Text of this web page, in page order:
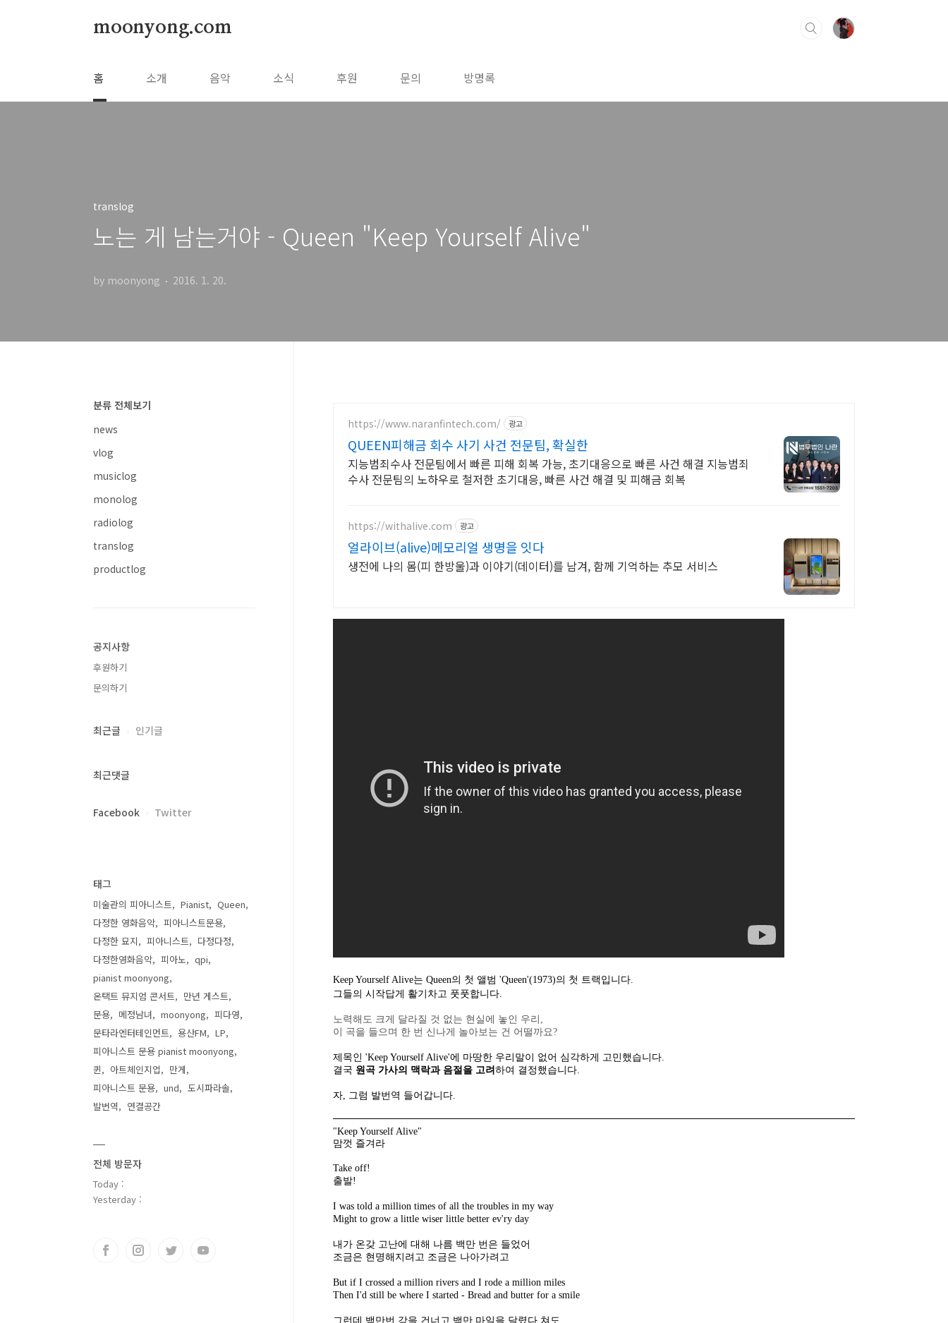
moonyong.com
홈 소개 음악 소식 후원 문의 방명록
translog
노는 게 남는거야 - Queen "Keep Yourself Alive"
by moonyong 2016. 1. 20.
https://www.naranfintech.com/ 광고
QUEEN피해금 회수 사기 사건 전문팀, 확실한
지능범죄수사 전문팀에서 빠른 피해 회복 가능, 초기대응으로 빠른 사건 해결 지능범죄
수사 전문팀의 노하우로 철저한 초기대응, 빠른 사건 해결 및 피해금 회복
https://withalive.com 광고
얼라이브(alive)메모리얼 생명을 잇다
생전에 나의 몸(피 한방울)과 이야기(데이터)를 남겨, 함께 기억하는 추모 서비스
Keep Yourself Alive는 Queen의 첫 앨범 'Queen'(1973)의 첫 트랙입니다.
그들의 시작답게 활기차고 풋풋합니다.
노력해도 크게 달라질 것 없는 현실에 놓인 우리,
이 곡을 들으며 한 번 신나게 놀아보는 건 어떨까요?
제목인 'Keep Yourself Alive'에 마땅한 우리말이 없어 심각하게 고민했습니다.
결국 원곡 가사의 맥락과 음절을 고려 하여 결정했습니다.
자, 그럼 발번역 들어갑니다.
"Keep Yourself Alive"
맘껏 즐겨라
Take off!
출발!
I was told a million times of all the troubles in my way
Might to grow a little wiser little better ev'ry day
내가 온갖 고난에 대해 나름 백만 번은 들었어
조금은 현명해지려고 조금은 나아가려고
But if I crossed a million rivers and I rode a million miles
Then I'd still be where I started - Bread and butter for a smile
그런데 백만번 강을 건너고 백만 마일을 달렸다 쳐도
분류 전체보기
news
vlog
musiclog
monolog
radiolog
translog
productlog
공지사항
후원하기
문의하기
최근글 인기글
최근댓글
Facebook Twitter
태그
미술관의 피아니스트 Pianist
Queen
다정한 영화음악
피아니스트문용
다정한 묘지
피아니스트
다정다정
다정한영화음악
피아노
qpi
pianist moonyong
온택트 뮤지엄 콘서트
만년 게스트
문용
메정남녀 moonyong
피다영
문타라엔터테인먼트
용산FM
LP
피아니스트 문용 pianist moonyong
퀸
아트체인지업
만게
피아니스트 문용
und
도시파라솔
발번역
연결공간
전체 방문자
Today :
Yesterday :